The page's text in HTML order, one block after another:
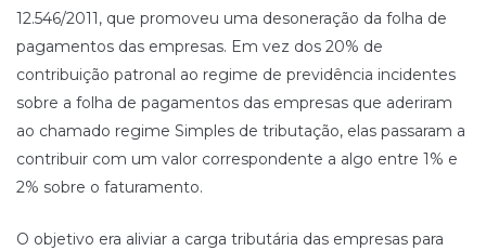
12.546/2011, que promoveu uma desoneração da folha de
pagamentos das empresas. Em vez dos 20% de
contribuição patronal ao regime de previdência incidentes
sobre a folha de pagamentos das empresas que aderiram
ao chamado regime Simples de tributação, elas passaram a
contribuir com um valor correspondente a algo entre 1% e
2% sobre o faturamento.
O objetivo era aliviar a carga tributária das empresas para